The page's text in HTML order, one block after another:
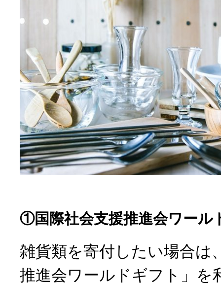
①国際社会支援推進会ワール
雑貨類を寄付したい場合は
推進会ワールドギフト」を